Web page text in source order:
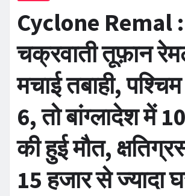
Cyclone Remal :
चक्रवाती तूफ़ान
मचाई तबाही,
6, तो बांग्लादेश में
की हुई मौत,
15 हजार से ज्यादा